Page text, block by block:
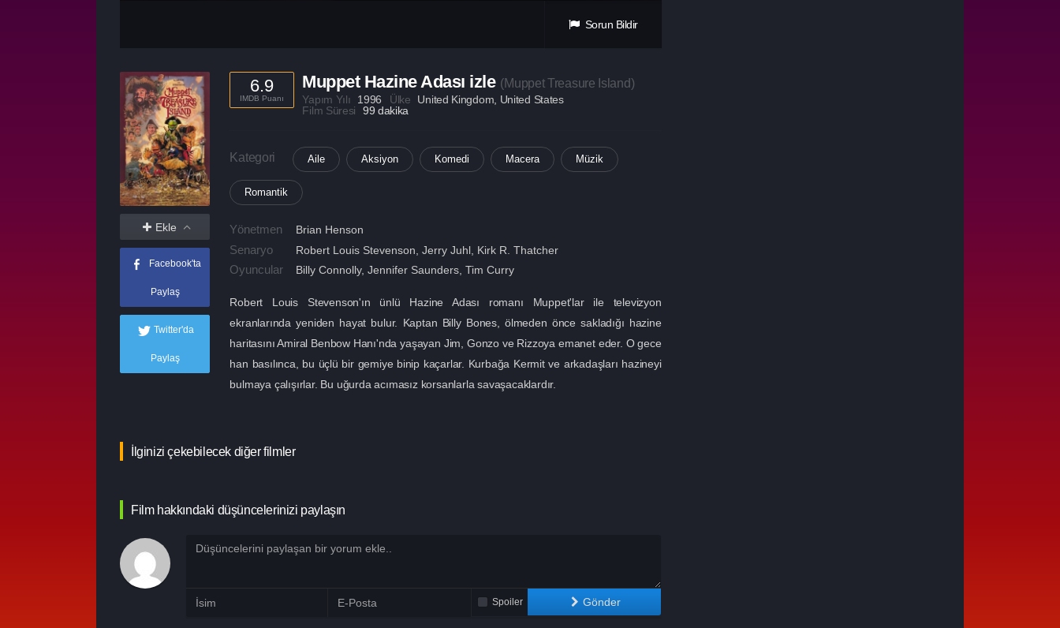
Sorun Bildir
Ekle
Facebook'ta
Paylaş
Twitter'da
Paylaş
6.9
IMDB Puanı
Muppet Hazine Adası izle (Muppet Treasure Island)
Yapım Yılı 1996 Ülke United Kingdom United States
Film Süresi
99 dakika
Kategori Aile Aksiyon Komedi Macera Müzik
Romantik
Yönetmen Brian Henson
Senaryo Robert Louis Stevenson, Jerry Juhl, Kirk R. Thatcher
Oyuncular Billy Connolly,Jennifer Saunders ,Tim Curry
Robert Louis Stevenson'ın ünlü Hazine Adası romanı Muppet'lar ile televizyon
ekranlarında yeniden hayat bulur. Kaptan Billy Bones, ölmeden önce sakladığı hazine
haritasını Amiral Benbow Hanı'nda yaşayan Jim, Gonzo ve Rizzoya emanet eder. O gece
han basılınca, bu üçlü bir gemiye binip kaçarlar. Kurbağa Kermit ve arkadaşları hazineyi
bulmaya çalışırlar. Bu uğurda acımasız korsanlarla savaşacaklardır.
İlginizi çekebilecek diğer filmler
Film hakkındaki düşüncelerinizi paylaşın
Spoiler Gönder